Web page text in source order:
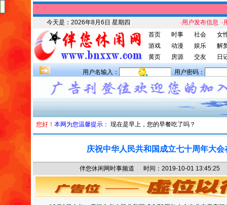
今天是： 2026年8月6日 星期四 ·用户发布信息 ·
首页
时事 社会
女
游戏
动漫 娱乐
解
黄页
房源 交友 日
用户名输入： 用户密码：
您好！ 本网为您温馨提示： 现在是早上，您的早餐吃了吗？
庆祝中华人民共和国成立七十周年大
伴您休闲网时事频道 时间：2019-10-01